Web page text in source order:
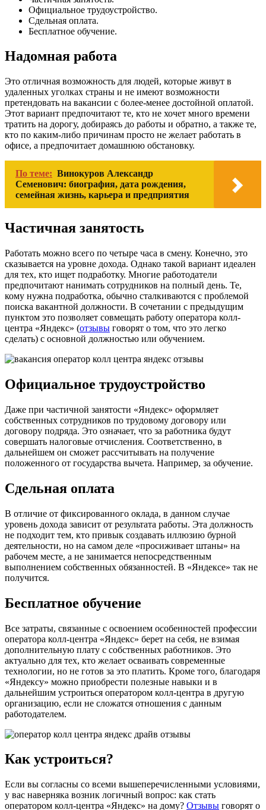
Официальное трудоустройство.
Сдельная оплата.
Бесплатное обучение.
Надомная работа
Это отличная возможность для людей, которые живут в
удаленных уголках страны и не имеют возможности
претендовать на вакансии с более-менее достойной оплатой.
Этот вариант предпочитают те, кто не хочет много времени
тратить на дорогу, добираясь до работы и обратно, а также те,
кто по каким-либо причинам просто не желает работать в
офисе, а предпочитает домашнюю обстановку.
По теме: Винокуров Александр
Семенович: биография, дата рождения,
семейная жизнь, карьера и предприятия
Частичная занятость
Работать можно всего по четыре часа в смену. Конечно, это
сказывается на уровне дохода. Однако такой вариант идеален
для тех, кто ищет подработку. Многие работодатели
предпочитают нанимать сотрудников на полный день. Те,
кому нужна подработка, обычно сталкиваются с проблемой
поиска вакантной должности. В сочетании с предыдущим
пунктом это позволяет совмещать работу оператора колл-
центра «Яндекс» (отзывы говорят о том, что это легко
сделать) с основной должностью или обучением.
Официальное трудоустройство
Даже при частичной занятости «Яндекс» оформляет
собственных сотрудников по трудовому договору или
договору подряда. Это означает, что за работника будут
совершать налоговые отчисления. Соответственно, в
дальнейшем он сможет рассчитывать на получение
положенного от государства вычета. Например, за обучение.
Сдельная оплата
В отличие от фиксированного оклада, в данном случае
уровень дохода зависит от результата работы. Эта должность
не подходит тем, кто привык создавать иллюзию бурной
деятельности, но на самом деле «просиживает штаны» на
рабочем месте, а не занимается непосредственным
выполнением собственных обязанностей. В «Яндексе» так не
получится.
Бесплатное обучение
Все затраты, связанные с освоением особенностей профессии
оператора колл-центра «Яндекс» берет на себя, не взимая
дополнительную плату с собственных работников. Это
актуально для тех, кто желает осваивать современные
технологии, но не готов за это платить. Кроме того, благодаря
«Яндексу» можно приобрести полезные навыки и в
дальнейшим устроиться оператором колл-центра в другую
организацию, если не сложатся отношения с данным
работодателем.
Как устроиться?
Если вы согласны со всеми вышеперечисленными условиями,
у вас наверняка возник логичный вопрос: как стать
оператором колл-центра «Яндекс» на дому? Отзывы говорят о